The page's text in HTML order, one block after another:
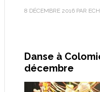
8 DÉCEMBRE 2016PAR
Danse à
décembre